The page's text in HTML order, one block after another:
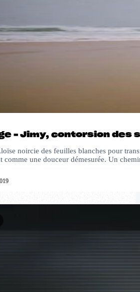
– Jimy, contorsion des
noircie des feuilles blanches pour
comme une douceur démesurée. Un